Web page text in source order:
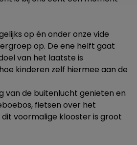
op én onder onze vide
op. De ene helft gaat
van het laatste is
kinderen zelf hiermee aan de
van de buitenlucht genieten en
fietsen over het
voormalige klooster is groot